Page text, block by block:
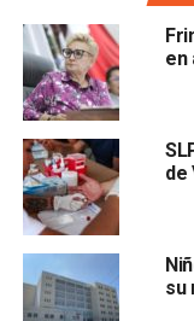
objetivo de
de transmisión:
migrantes… con la
no lleven ni traigan
En cuanto a
Servicios de Salud
enfermedad febril
y estudiar a los
piel. A la fecha,
no
sarampión
en
de
su